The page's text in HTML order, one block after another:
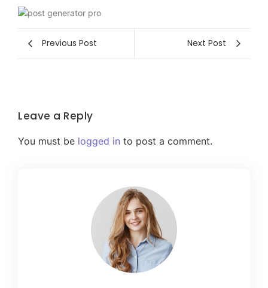
Previous Post Next Post
Leave a Reply
You must be logged in to post a comment.